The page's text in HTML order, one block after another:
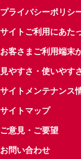
プライバシーポリシ
サイトご利用にあた
お客さまご利用端末
見やすさ・使いやす
サイトメンテナンス
サイトマップ
ご意見・ご要望
お問い合わせ